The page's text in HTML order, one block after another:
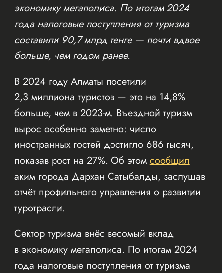
экономику мегаполиса. По итогам 2024
года налоговые поступления от туризма
составили 90,7 млрд тенге — почти вдвое
больше, чем годом ранее.
В 2024 году Алматы посетили
2,3 миллиона туристов — это на 14,8%
больше, чем в 2023-м. Въездной туризм
вырос особенно заметно: число
иностранных гостей достигло 686 тысяч,
показав рост на 27%. Об этомсообщил
аким города Дархан Сатыбалды, заслушав
отчёт профильного управления о развитии
туротрасли.
Сектор туризма внёс весомый вклад
в экономику мегаполиса. По итогам 2024
года налоговые поступления от туризма